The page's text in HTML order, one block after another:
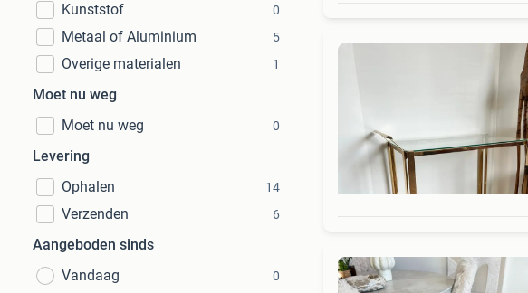
Kunststof 0
Metaal of Aluminium 5
Overige materialen 1
Moet nu weg
Moet nu weg
0
Levering
Ophalen
14
Verzenden 6
Aangeboden sinds
Vandaag
0